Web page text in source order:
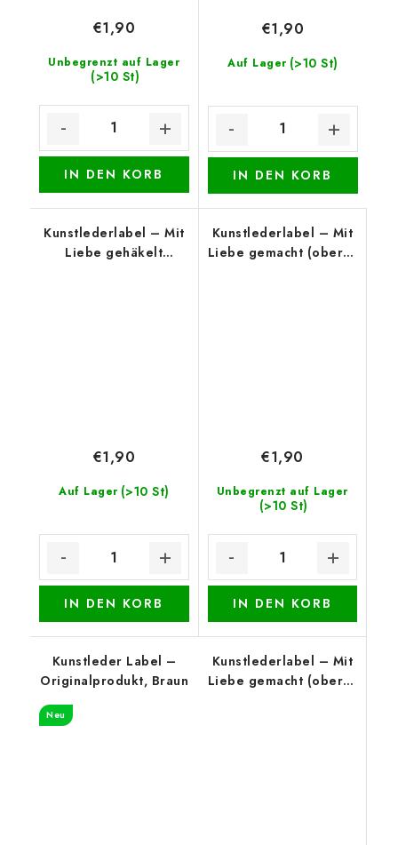
Unbegrenzt auf Lager
(>10 St)
€1,90
IN DEN KORB
Auf Lager (>10 St)
€1,90
IN DEN KORB
Kunstlederlabel – Mit
Liebe gehäkelt
Auf Lager (>10 St)
€1,90
IN DEN KORB
Kunstlederlabel – Mit
Liebe gemacht (oberer
Unbegrenzt auf Lager
(>10 St)
€1,90
IN DEN KORB
Kunstleder Label –
Originalprodukt, Braun
Neu
Kunstlederlabel – Mit
Liebe gemacht (oberer